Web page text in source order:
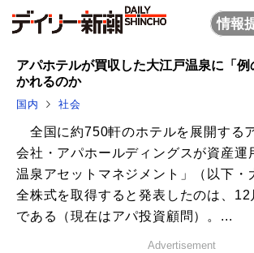
情報
アパホテルが買収した大江戸温泉に「
かれるのか
国内 社会
全国に約750軒のホテルを展開する
会社・アパホールディングスが資産運
温泉アセットマネジメント」（以下・
全株式を取得すると発表したのは、12
である（現在はアパ投資顧問）。...
Advertisement